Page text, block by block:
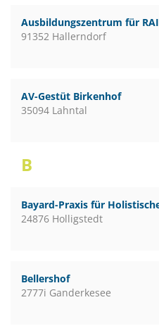
Ausbildungszentrum für
91352 Hallerndorf
AV-Gestüt Birkenhof
35094 Lahntal
B
Bayard-Praxis für
24876 Holligstedt
Bellershof
2777i Ganderkesee